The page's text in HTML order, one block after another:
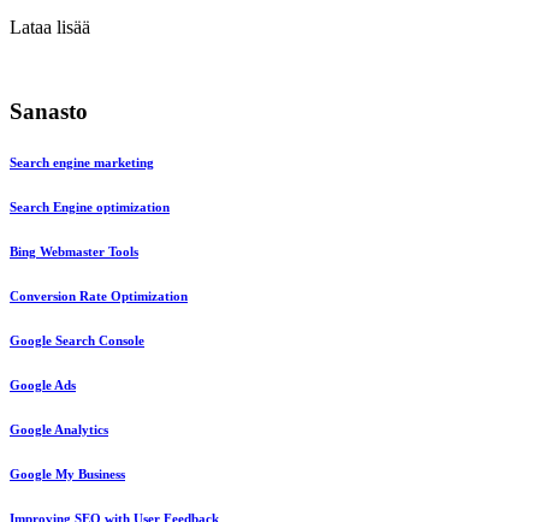
Lataa lisää
Sanasto
Search engine marketing
Search Engine optimization
Bing Webmaster Tools
Conversion Rate Optimization
Google Search Console
Google Ads
Google Analytics
Google My Business
Improving SEO with User Feedback